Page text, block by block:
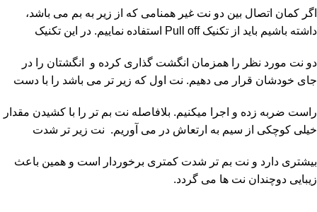
اگر کمان اتصال بین دو نت غیر همنامی که از زیر به بم می باشد،
داشته باشیم باید از تکنیک Pull off استفاده نماییم. در این تکنیک
دو نت مورد نظر را همزمان انگشت گذاری کرده و انگشتان را در
جای خودشان قرار می دهیم. نت اول که زیر تر می باشد را با دست
راست ضربه زده و اجرا میکنیم. بلافاصله نت بم تر را با کشیدن مقدار
خیلی کوچکی از سیم به ارتعاش در می آوریم. نت زیر تر شدت
بیشتری دارد و نت بم تر شدت کمتری برخوردار است و همین باعث
زیبایی دوچندان نت ها می گردد.